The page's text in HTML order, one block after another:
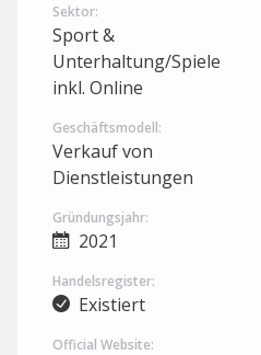
Sektor:
Sport &
Unterhaltung/Spiele
inkl. Online
Geschäftsmodell:
Verkauf von
Dienstleistungen
Gründungsjahr:
2021
Handelsregister:
Existiert
Official Website: